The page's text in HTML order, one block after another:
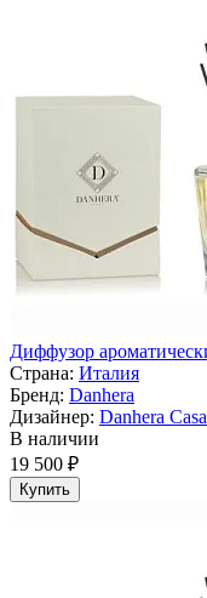
Диффузор
Страна: Италия
Бренд: Danhera
Дизайнер: Danhera Casa
В наличии
19 500 ₽
Купить